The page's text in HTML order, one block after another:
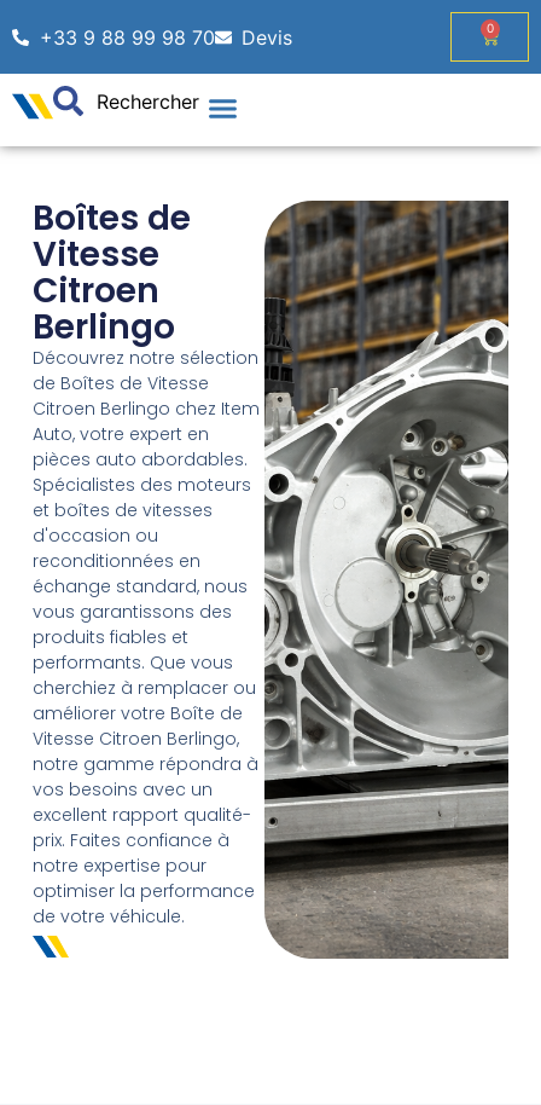
+33 9 88 99 98 70 Devis 0
Rechercher
Boîtes de
Vitesse
Citroen
Berlingo
Découvrez notre sélection
de Boîtes de Vitesse
Citroen Berlingo chez Item
Auto, votre expert en
pièces auto abordables.
Spécialistes des moteurs
et boîtes de vitesses
d'occasion ou
reconditionnées en
échange standard, nous
vous garantissons des
produits fiables et
performants. Que vous
cherchiez à remplacer ou
améliorer votre Boîte de
Vitesse Citroen Berlingo,
notre gamme répondra à
vos besoins avec un
excellent rapport qualité-
prix. Faites confiance à
notre expertise pour
optimiser la performance
de votre véhicule.